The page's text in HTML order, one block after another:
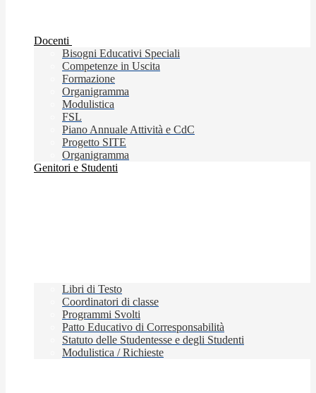
Docenti
Bisogni Educativi Speciali
Competenze in Uscita
Formazione
Organigramma
Modulistica
FSL
Piano Annuale Attività e CdC
Progetto SITE
Organigramma
Genitori e Studenti
Libri di Testo
Coordinatori di classe
Programmi Svolti
Patto Educativo di Corresponsabilità
Statuto delle Studentesse e degli Studenti
Modulistica / Richieste